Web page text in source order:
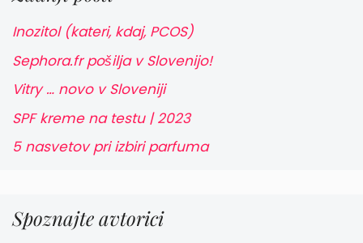
Inozitol (kateri, kdaj, PCOS)
Sephora.fr pošilja v Slovenijo!
Vitry … novo v Sloveniji
SPF kreme na testu | 2023
5 nasvetov pri izbiri parfuma
Spoznajte avtorici